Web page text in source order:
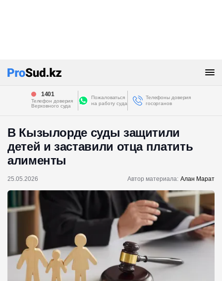
1401
Телефон доверия
Верховного суда
Пожаловаться
на работу суда
Телефоны доверия
госорганов
В Кызылорде суды защитили
детей и заставили отца платить
алименты
25.05.2026 Автор материала: Алан Марат